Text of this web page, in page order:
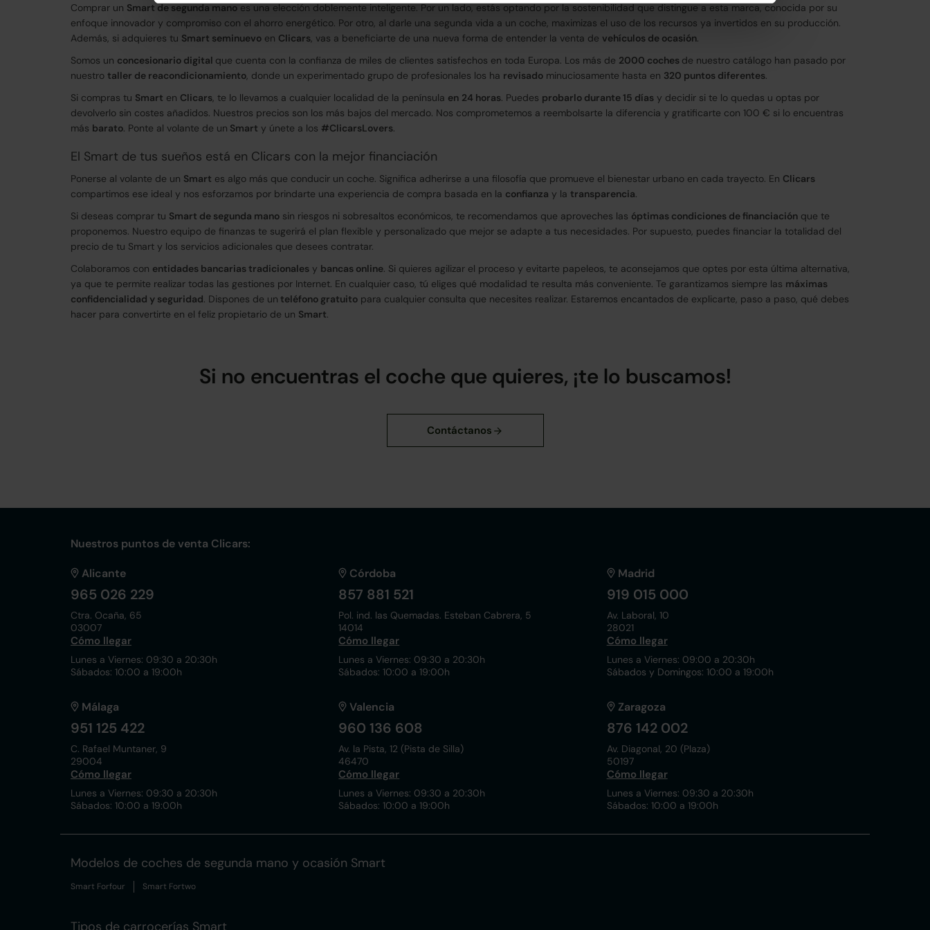
Comprar un Smart de segunda manoes una elección doblemente inteligente. Por un lado, estás optando por la sostenibilidad que distingue a esta marca, conocida por su
enfoque innovador y compromiso con el ahorro energético. Por otro, al darle una segunda vida a un coche, maximizas el uso de los recursos ya invertidos en su producción.
Además, si adquieres tu Smart seminuevo en Clicars, vas a beneficiarte de una nueva forma de entender la venta de vehículos de ocasión.
Somos un concesionario digital que cuenta con la confianza de miles de clientes satisfechos en toda Europa. Los más de 2000 coches de nuestro catálogo han pasado por
nuestro taller de reacondicionamiento, donde un experimentado grupo de profesionales los ha revisado minuciosamente hasta en 320 puntos diferentes.
Si compras tu Smart en Clicars, te lo llevamos a cualquier localidad de la península en 24 horas. Puedes probarlo durante 15 días y decidir si te lo quedas u optas por
devolverlo sin costes añadidos. Nuestros precios son los más bajos del mercado. Nos comprometemos a reembolsarte la diferencia y gratificarte con 100 € si lo encuentras
más barato. Ponte al volante de un Smart y únete a los #ClicarsLovers.
El Smart de tus sueños está en Clicars con la mejor financiación
Ponerse al volante de un Smart es algo más que conducir un coche. Significa adherirse a una filosofía que promueve el bienestar urbano en cada trayecto. En Clicars
compartimos ese ideal y nos esforzamos por brindarte una experiencia de compra basada en la confianza y la transparencia.
Si deseas comprar tu Smart de segunda mano sin riesgos ni sobresaltos económicos, te recomendamos que aproveches las óptimas condiciones de financiación que te
proponemos. Nuestro equipo de finanzas te sugerirá el plan flexible y personalizado que mejor se adapte a tus necesidades. Por supuesto, puedes financiar la totalidad del
precio de tu Smart y los servicios adicionales que desees contratar.
Colaboramos con entidades bancarias tradicionales y bancas online. Si quieres agilizar el proceso y evitarte papeleos, te aconsejamos que optes por esta última alternativa,
ya que te permite realizar todas las gestiones por Internet. En cualquier caso, tú eliges qué modalidad te resulta más conveniente. Te garantizamos siempre las máximas
confidencialidad y seguridad. Dispones de un teléfono gratuito para cualquier consulta que necesites realizar. Estaremos encantados de explicarte, paso a paso, qué debes
hacer para convertirte en el feliz propietario de un Smart.
Si no encuentras el coche que quieres, ¡te lo buscamos!
Nuestros puntos de venta Clicars:
Alicante
965 026 229
Ctra. Ocaña, 65
03007
Cómo llegar
Lunes a Viernes: 09:30 a 20:30h
Sábados: 10:00 a 19:00h
Córdoba
857 881 521
Pol. ind. las Quemadas. Esteban Cabrera, 5
14014
Cómo llegar
Lunes a Viernes: 09:30 a 20:30h
Sábados: 10:00 a 19:00h
Madrid
919 015 000
Av. Laboral, 10
28021
Cómo llegar
Lunes a Viernes: 09:00 a 20:30h
Sábados y Domingos: 10:00 a 19:00h
Málaga
951 125 422
C. Rafael Muntaner, 9
29004
Cómo llegar
Lunes a Viernes: 09:30 a 20:30h
Sábados: 10:00 a 19:00h
Valencia
960 136 608
Av. la Pista, 12 (Pista de Silla)
46470
Cómo llegar
Lunes a Viernes: 09:30 a 20:30h
Sábados: 10:00 a 19:00h
Zaragoza
876 142 002
Av. Diagonal, 20 (Plaza)
50197
Cómo llegar
Lunes a Viernes: 09:30 a 20:30h
Sábados: 10:00 a 19:00h
Modelos de coches de segunda mano y ocasión Smart
Smart Forfour Smart Fortwo
Tipos de carrocerías Smart